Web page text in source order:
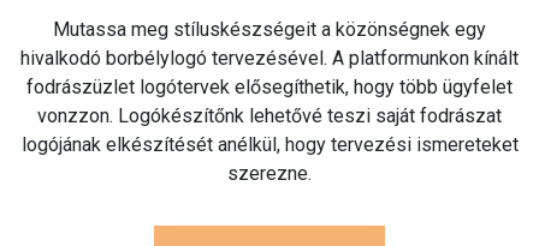
Mutassa meg stíluskészségeit a közönségnek egy
hivalkodó borbélylogó tervezésével. A platformunkon kínált
fodrászüzlet logótervek elősegíthetik, hogy több ügyfelet
vonzzon. Logókészítőnk lehetővé teszi saját fodrászat
logójának elkészítését anélkül, hogy tervezési ismereteket
szerezne.